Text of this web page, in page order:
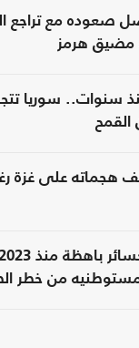
صعوده مع تراجع
مضيق هرمز
سنوات.. سوريا
القمح
هجماته على
من خطر